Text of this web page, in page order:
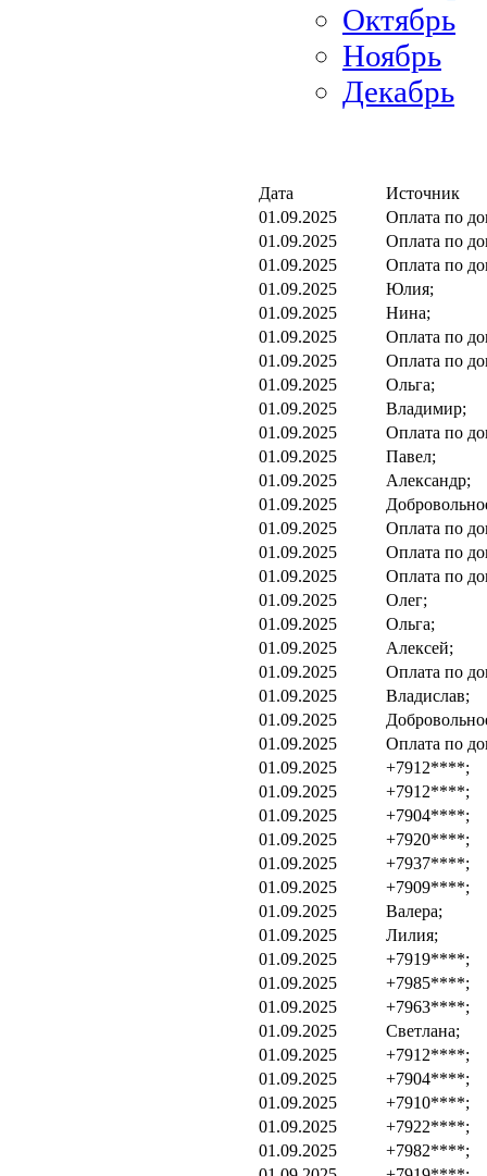
Октябрь
Ноябрь
Декабрь
Дата
Источник
01.09.2025
Оплата по
01.09.2025
Оплата по
01.09.2025
Оплата по
01.09.2025
Юлия;
01.09.2025
Нина;
01.09.2025
Оплата по
01.09.2025
Оплата по
01.09.2025
Ольга;
01.09.2025
Владимир;
01.09.2025
Оплата по
01.09.2025
Павел;
01.09.2025
Александр;
01.09.2025
01.09.2025
Оплата по
01.09.2025
Оплата по
01.09.2025
Оплата по
01.09.2025
Олег;
01.09.2025
Ольга;
01.09.2025
Алексей;
01.09.2025
Оплата по
01.09.2025
Владислав;
01.09.2025
01.09.2025
Оплата по
01.09.2025
+7912****;
01.09.2025
+7912****;
01.09.2025
+7904****;
01.09.2025
+7920****;
01.09.2025
+7937****;
01.09.2025
+7909****;
01.09.2025
Валера;
01.09.2025
Лилия;
01.09.2025
+7919****;
01.09.2025
+7985****;
01.09.2025
+7963****;
01.09.2025
Светлана;
01.09.2025
+7912****;
01.09.2025
+7904****;
01.09.2025
+7910****;
01.09.2025
+7922****;
01.09.2025
+7982****;